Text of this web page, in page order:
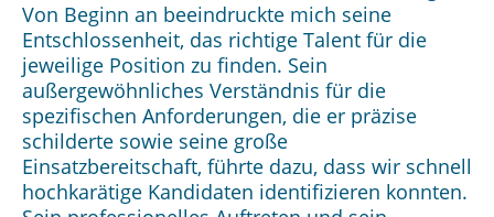
Von Beginn an beeindruckte mich seine
Entschlossenheit, das richtige Talent für die
jeweilige Position zu finden. Sein
außergewöhnliches Verständnis für die
spezifischen Anforderungen, die er präzise
schilderte sowie seine große
Einsatzbereitschaft, führte dazu, dass wir schnell
hochkarätige Kandidaten identifizieren konnten.